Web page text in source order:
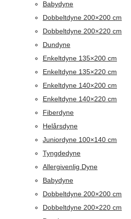
Babydyne
Dobbeltdyne 200×200 cm
Dobbeltdyne 200×220 cm
Dundyne
Enkeltdyne 135×200 cm
Enkeltdyne 135×220 cm
Enkeltdyne 140×200 cm
Enkeltdyne 140×220 cm
Fiberdyne
Helårsdyne
Juniordyne 100×140 cm
Tyngdedyne
Allergivenlig Dyne
Babydyne
Dobbeltdyne 200×200 cm
Dobbeltdyne 200×220 cm